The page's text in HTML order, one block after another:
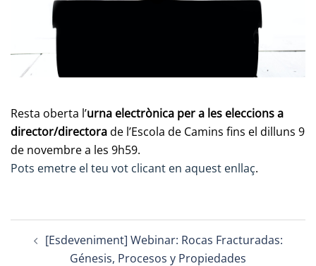
Resta oberta l’urna electrònica per a les eleccions a
director/directorade l’Escola de Camins fins el dilluns 9
de novembre a les 9h59.
Pots emetre el teu vot clicant en aquest enllaç.
Post
navigation
[Esdeveniment] Webinar: Rocas Fracturadas:
Génesis, Procesos y Propiedades